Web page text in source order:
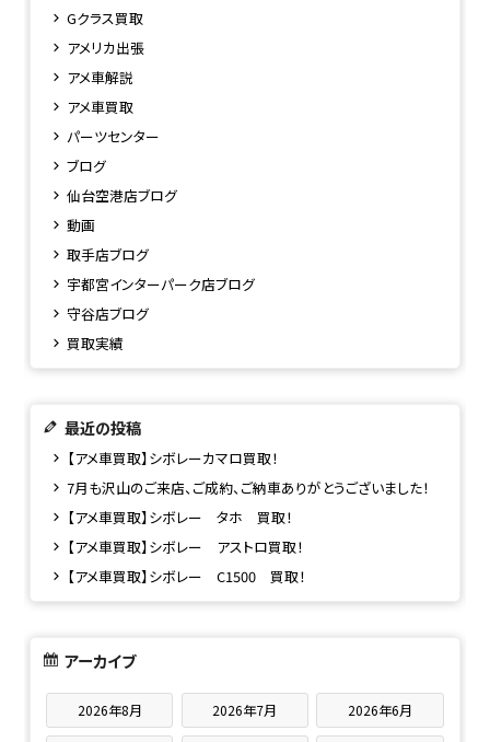
Gクラス買取
アメリカ出張
アメ車解説
アメ車買取
パーツセンター
ブログ
仙台空港店ブログ
動画
取手店ブログ
宇都宮インターパーク店ブログ
守谷店ブログ
買取実績
最近の投稿
【アメ車買取】シボレーカマロ買取！
7月も沢山のご来店、ご成約、ご納車ありがとうございました！
【アメ車買取】シボレー タホ 買取！
【アメ車買取】シボレー アストロ買取！
【アメ車買取】シボレー C1500 買取！
アーカイブ
2026年8月 2026年7月 2026年6月